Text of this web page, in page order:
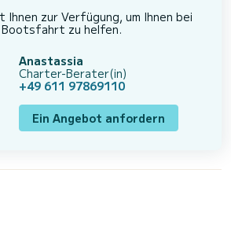
zur Verfügung, um Ihnen bei
Bootsfahrt zu helfen.
Anastassia
Charter-Berater(in)
+49 611 97869110
Ein Angebot anfordern